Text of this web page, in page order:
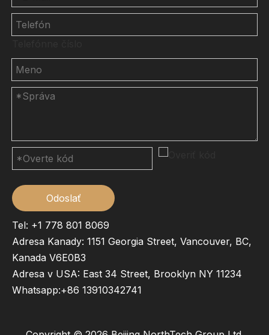
Odoslať
Tel: +1 778 801 8069
Adresa Kanady: 1151 Georgia Street, Vancouver, BC,
Kanada V6E0B3
Adresa v USA: East 34 Street, Brooklyn NY 11234
Whatsapp:+86 13910342741